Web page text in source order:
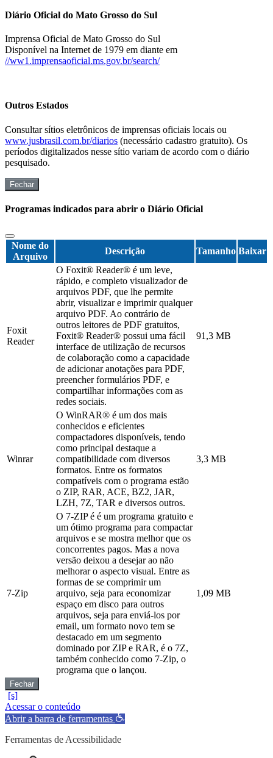
Diário Oficial do Mato Grosso do Sul
Imprensa Oficial de Mato Grosso do Sul
Disponível na Internet de 1979 em diante em
//ww1.imprensaoficial.ms.gov.br/search/
Outros Estados
Consultar sítios eletrônicos de imprensas oficiais locais ou
www.jusbrasil.com.br/diarios (necessário cadastro gratuito). Os
períodos digitalizados nesse sítio variam de acordo com o diário
pesquisado.
Fechar
Programas indicados para abrir o Diário Oficial
Nome do
Arquivo
Descrição Tamanho Baixar
Foxit
Reader
O Foxit® Reader® é um leve,
rápido, e completo visualizador de
arquivos PDF, que lhe permite
abrir, visualizar e imprimir qualquer
arquivo PDF. Ao contrário de
outros leitores de PDF gratuitos,
Foxit® Reader® possui uma fácil
interface de utilização de recursos
de colaboração como a capacidade
de adicionar anotações para PDF,
preencher formulários PDF, e
compartilhar informações com as
redes sociais.
91,3 MB
Winrar
O WinRAR® é um dos mais
conhecidos e eficientes
compactadores disponíveis, tendo
como principal destaque a
compatibilidade com diversos
formatos. Entre os formatos
compatíveis com o programa estão
o ZIP, RAR, ACE, BZ2, JAR,
LZH, 7Z, TAR e diversos outros.
3,3 MB
7-Zip
O 7-ZIP é é um programa gratuito e
um ótimo programa para compactar
arquivos e se mostra melhor que os
concorrentes pagos. Mas a nova
versão deixou a desejar ao não
melhorar o aspecto visual. Entre as
formas de se comprimir um
arquivo, seja para economizar
espaço em disco para outros
arquivos, seja para enviá-los por
email, um formato novo tem se
destacado em um segmento
dominado por ZIP e RAR, é o 7Z,
também conhecido como 7-Zip, o
programa que o lançou.
1,09 MB
Fechar
Acessar o conteúdo
Abrir a barra de ferramentas
Ferramentas de Acessibilidade